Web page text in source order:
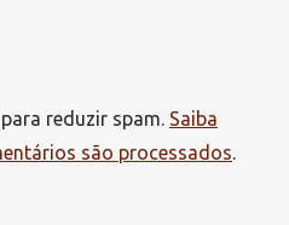
reduzir spam. Saiba
são processados.